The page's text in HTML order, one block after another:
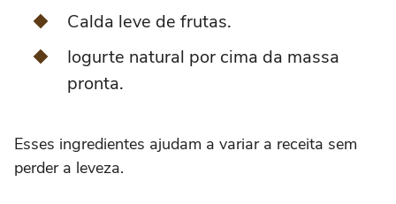
Calda leve de frutas.
Iogurte natural por cima da massa
pronta.
Esses ingredientes ajudam a variar a receita sem
perder a leveza.